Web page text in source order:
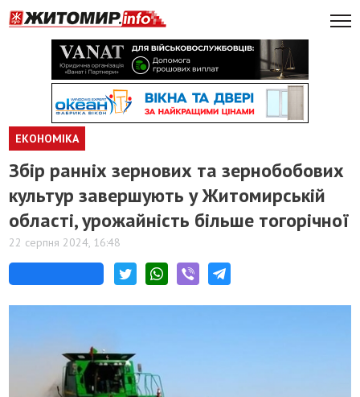
ЕКОНОМІКА
Збір ранніх зернових та зернобобових
культур завершують у Житомирській
області, урожайність більше тогорічної
22 серпня 2024, 16:48